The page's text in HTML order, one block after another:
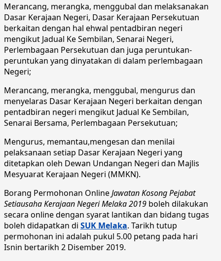
Merancang, merangka, menggubal dan melaksanakan
Dasar Kerajaan Negeri, Dasar Kerajaan Persekutuan
berkaitan dengan hal ehwal pentadbiran negeri
mengikut Jadual Ke Sembilan, Senarai Negeri,
Perlembagaan Persekutuan dan juga peruntukan-
peruntukan yang dinyatakan di dalam perlembagaan
Negeri;
Merancang, merangka, menggubal, mengurus dan
menyelaras Dasar Kerajaan Negeri berkaitan dengan
pentadbiran negeri mengikut Jadual Ke Sembilan,
Senarai Bersama, Perlembagaan Persekutuan;
Mengurus, memantau,mengesan dan menilai
pelaksanaan setiap Dasar Kerajaan Negeri yang
ditetapkan oleh Dewan Undangan Negeri dan Majlis
Mesyuarat Kerajaan Negeri (MMKN).
Borang Permohonan OnlineJawatan Kosong Pejabat
Setiausaha Kerajaan Negeri Melaka 2019 boleh dilakukan
secara online dengan syarat lantikan dan bidang tugas
boleh didapatkan di SUK Melaka. Tarikh tutup
permohonan ini adalah pukul 5.00 petang pada hari
Isnin bertarikh 2 Disember 2019.